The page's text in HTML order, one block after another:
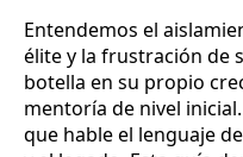
Entendemos el
élite y la frustración de
botella en su propio
mentoría de nivel
que hable el lenguaje